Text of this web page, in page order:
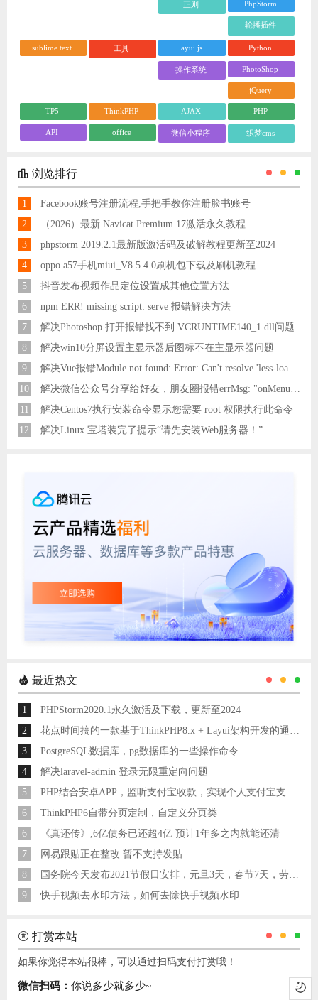
正则 PhpStorm
轮播插件
sublime text 工具 layui.js Python
操作系统 PhotoShop
jQuery
TP5 ThinkPHP AJAX PHP
API office 微信小程序 织梦cms
浏览排行
1
Facebook账号注册流程,手把手教你注册脸书账号
2
（2026）最新 Navicat Premium 17激活永久教程
3
phpstorm 2019.2.1最新版激活码及破解教程更新至2024
4
oppo a57手机miui_V8.5.4.0刷机包下载及刷机教程
5
抖音发布视频作品定位设置成其他位置方法
6
npm ERR! missing script: serve 报错解决方法
7
解决Photoshop 打开报错找不到 VCRUNTIME140_1.dll问题
8
解决win10分屏设置主显示器后图标不在主显示器问题
9
解决Vue报错Module not found: Error: Can't resolve 'less-loader' in 'C:\Users\Hm\Desktop\vue\vue_shop'问题
10
11
解决Centos7执行安装命令显示您需要 root 权限执行此命令
12
解决Linux 宝塔装完了提示“请先安装Web服务器！”
最近热文
1
PHPStorm2020.1永久激活及下载，更新至2024
2
花点时间搞的一款基于ThinkPHP8.x + Layui架构开发的通用后台管理系统
3
PostgreSQL数据库，pg数据库的一些操作命令
4
解决laravel-admin 登录无限重定向问题
5
PHP结合安卓APP，监听支付宝收款，实现个人支付宝支付接口
6
ThinkPHP6自带分页定制，自定义分页类
6
《真还传》,6亿债务已还超4亿 预计1年多之内就能还清
7
网易跟贴正在整改 暂不支持发贴
8
国务院今天发布2021节假日安排，元旦3天，春节7天，劳动节5天
9
快手视频去水印方法，如何去除快手视频水印
打赏本站
如果你觉得本站很棒，可以通过扫码支付打赏哦！
微信扫码： 你说多少就多少~